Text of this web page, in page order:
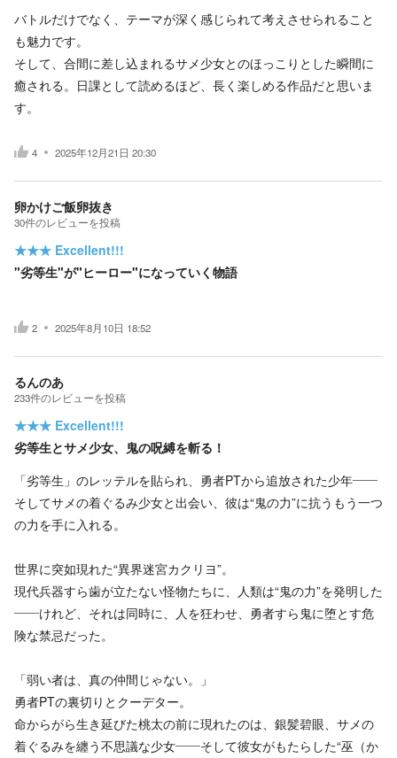
バトルだけでなく、テーマが深く感じられて考えさせられること
も魅力です。
そして、合間に差し込まれるサメ少女とのほっこりとした瞬間に
癒される。日課として読めるほど、長く楽しめる作品だと思いま
す。
4 2025年12月21日 20:30
卵かけご飯卵抜き
30件のレビューを投稿
★★★ Excellent!!!
"劣等生"が"ヒーロー"になっていく物語
2 2025年8月10日 18:52
るんのあ
233件のレビューを投稿
★★★ Excellent!!!
劣等生とサメ少女、鬼の呪縛を斬る！
「劣等生」のレッテルを貼られ、勇者PTから追放された少年――
そしてサメの着ぐるみ少女と出会い、彼は“鬼の力”に抗うもう一つ
の力を手に入れる。
世界に突如現れた“異界迷宮カクリヨ”。
現代兵器すら歯が立たない怪物たちに、人類は“鬼の力”を発明した
――けれど、それは同時に、人を狂わせ、勇者すら鬼に堕とす危
険な禁忌だった。
「弱い者は、真の仲間じゃない。」
勇者PTの裏切りとクーデター。
命からがら生き延びた桃太の前に現れたのは、銀髪碧眼、サメの
着ぐるみを纏う不思議な少女――そして彼女がもたらした“巫（か